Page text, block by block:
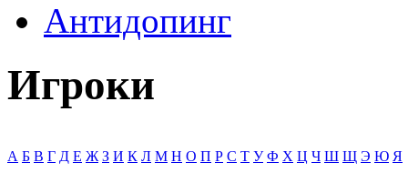
Антидопинг
Игроки
А Б В Г Д Е Ж З И К Л М Н О П Р С Т У Ф Х Ц Ч Ш Щ Э Ю Я